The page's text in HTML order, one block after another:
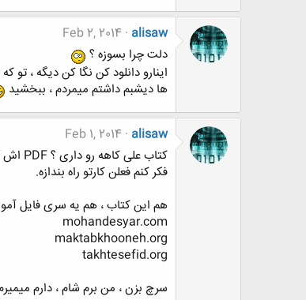
alisaw
Feb 2, 2014
دلت چرا بسوزه ؟
اینارو دانلود کن نگا کن دیگه ، تو
ها دیشبم داشتم میمردم ، ببخشید
alisaw
Feb 1, 2014
کتاب علی کاهه رو داری ؟ PDF اش توی نت هست ، یه سرچ بزن دانلود کن.
فکر کنم فعلن کارتو راه بندازه.
هم این کتاب ، هم یه سری فایل
mohandesyar.com
maktabkhooneh.org
takhtesefid.org
سرچ بزن ، من برم شام ، دارم